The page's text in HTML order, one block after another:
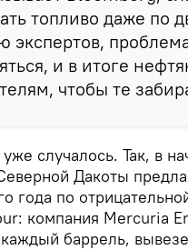
топливо даже по
экспертов,
и в итоге
чтобы те
случалось. Так, в
Дакоты
года по
компания Mercuria
каждый баррель,